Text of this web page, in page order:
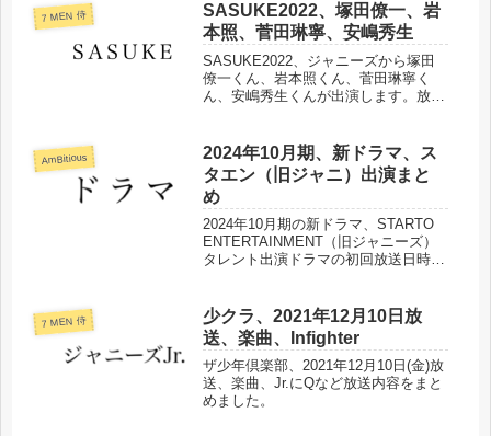
7 MEN 侍
SASUKE2022、塚田僚一、岩
本照、菅田琳寧、安嶋秀生
SASUKE2022、ジャニーズから塚田
僚一くん、岩本照くん、菅田琳寧く
ん、安嶋秀生くんが出演します。放送
AmBitious
2024年10月期、新ドラマ、ス
タエン（旧ジャニ）出演まと
め
2024年10月期の新ドラマ、STARTO
ENTERTAINMENT（旧ジャニーズ）
タレント出演ドラマの初回放送日時、
7 MEN 侍
少クラ、2021年12月10日放
送、楽曲、Infighter
ザ少年倶楽部、2021年12月10日(金)放
送、楽曲、Jr.にQなど放送内容をまと
めました。